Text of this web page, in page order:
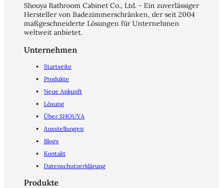
Shouya Bathroom Cabinet Co., Ltd. - Ein zuverlässiger
Hersteller von Badezimmerschränken, der seit 2004
maßgeschneiderte Lösungen für Unternehmen
weltweit anbietet.
Unternehmen
Startseite
Produkte
Neue Ankunft
Lösung
Über SHOUYA
Ausstellungen
Blogs
Kontakt
Datenschutzerklärung
Produkte